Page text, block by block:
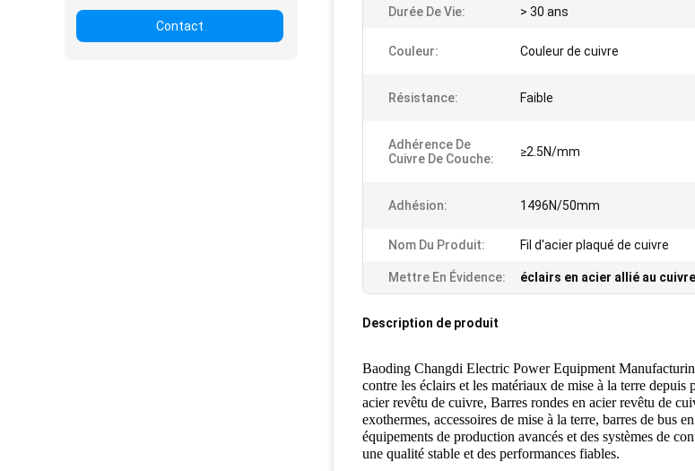
Contact
Durée De Vie: > 30 ans
Couleur: Couleur de cuivre
Résistance: Faible
Adhérence De
Cuivre De Couche:
≥2.5N/mm
Adhésion: 1496N/50mm
Nom Du Produit: Fil d'acier plaqué de cuivre
Mettre En Évidence: éclairs en acier allié au cuivre
Description de produit
Baoding Changdi Electric Power Equipment
contre les éclairs et les matériaux de mise à la terre
acier revêtu de cuivre, Barres rondes en acier revêtu de
exothermes, accessoires de mise à la terre, barres de bus
équipements de production avancés et des systèmes de
une qualité stable et des performances fiables.